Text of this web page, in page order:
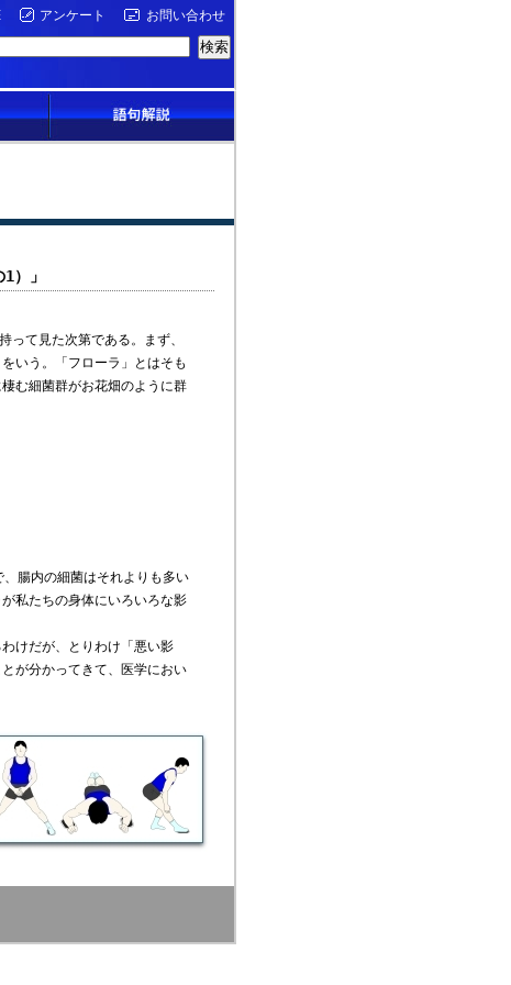
アンケート お問い合わせ
）」
て見た次第である。まず、
いう。「フローラ」とはそも
む細菌群がお花畑のように群
腸内の細菌はそれよりも多い
私たちの身体にいろいろな影
けだが、とりわけ「悪い影
が分かってきて、医学におい